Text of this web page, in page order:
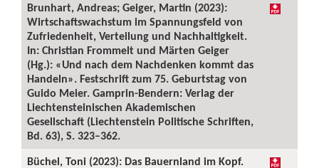
Brunhart, Andreas; Geiger, Martin (2023):
Wirtschaftswachstum im Spannungsfeld von
Zufriedenheit, Verteilung und Nachhaltigkeit.
In: Christian Frommelt und Märten Geiger
(Hg.): «Und nach dem Nachdenken kommt das
Handeln». Festschrift zum 75. Geburtstag von
Guido Meier. Gamprin-Bendern: Verlag der
Liechtensteinischen Akademischen
Gesellschaft (Liechtenstein Politische Schriften,
Bd. 63), S. 323–362.
Büchel, Toni (2023): Das Bauernland im Kopf.